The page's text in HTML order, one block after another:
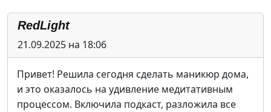
RedLight
21.09.2025 на 18:06
Привет! Решила сегодня сделать маникюр дома,
и это оказалось на удивление медитативным
процессом. Включила подкаст, разложила все